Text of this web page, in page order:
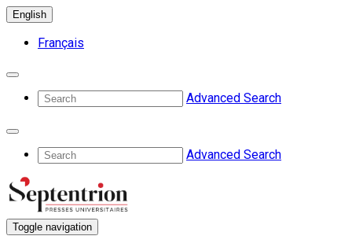
English
Français
Advanced Search
Advanced Search
Toggle navigation